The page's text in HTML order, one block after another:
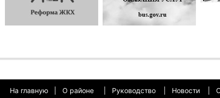
На главную О районе Руководство Новости